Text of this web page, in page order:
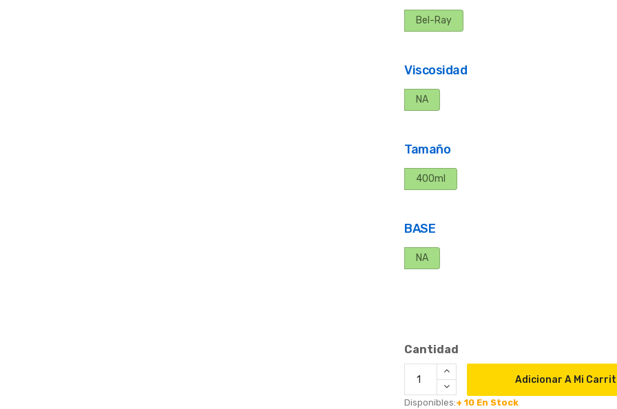
Bel-Ray
Viscosidad
NA
Tamaño
400ml
BASE
NA
Cantidad
Adicionar A Mi
Disponibles:+ 10 En Stock